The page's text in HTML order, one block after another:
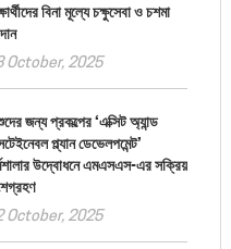
বিনা মূল্যে চক্ষুসেবা ও চশমা
October, 2025
জন্য প্রকল্পের ‘এক্সিট অ্যান্ড
প্ল্যান ডেভেলপমেন্ট’
উদ্বোধনে এমএসএস-এর সক্রিয়
October, 2025